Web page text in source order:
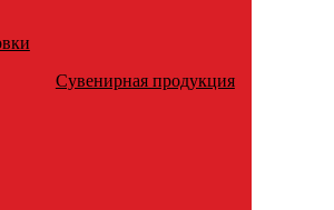
Сувенирная продукция